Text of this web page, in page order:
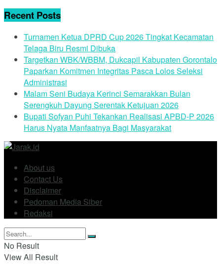
Recent Posts
Turnamen Ketua DPRD Cup 2026 Tingkat Kecamatan
Telaga Biru Resmi Dibuka
Targetkan WBK/WBBM, Dukcapil Kabupaten Gorontalo
Paparkan Komitmen Integritas Pasca Lolos Seleksi
Administrasi
Malam Seni Budaya Kerinci Semarakkan Bulan
Serengkuh Dayung Serentak Ketujuan 2026
Bupati Sofyan Puhi Tekankan Realisasi APBD-P 2026
Harus Nyata Manfaatnya Bagi Masyarakat
About us
Contact Us
Disclaimer
Pedoman Media Siber
Redaksi
No Result
View All Result